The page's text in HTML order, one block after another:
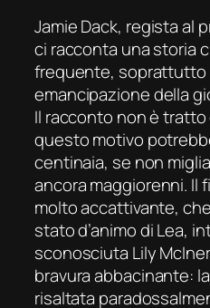
Jamie Dack, regista al
ci racconta una storia
frequente, soprattutto
emancipazione della
Il racconto non è
questo motivo
centinaia, se non
ancora maggiorenni. Il
molto accattivante,
stato d’animo di Lea,
sconosciuta Lily
bravura abbacinante:
risaltata